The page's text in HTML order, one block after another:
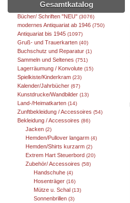
Gesamtkatalog
Bücher/ Schriften "NEU" (3076)
modernes Antiquariat ab 1946 (750)
Antiquariat bis 1945 (1097)
Gruß- und Trauerkarten (40)
Buchschutz und Reparatur (1)
Sammeln und Seltenes (751)
Lagerräumung / Konvolute (15)
Spielkiste/Kinderkram (23)
Kalender/Jahrbücher (67)
Kunstdrucke/Wandbilder (13)
Land-/Heimatkarten (14)
Zunftbekleidung / Accessoires (54)
Bekleidung / Accessoires (86)
Jacken (2)
Hemden/Pullover langarm (4)
Hemden/Shirts kurzarm (2)
Extrem Hart Steuerbord (20)
Zubehör/ Accessoires (58)
Handschuhe (4)
Hosenträger (16)
Mütze u. Schal (13)
Sonnenbrillen (3)